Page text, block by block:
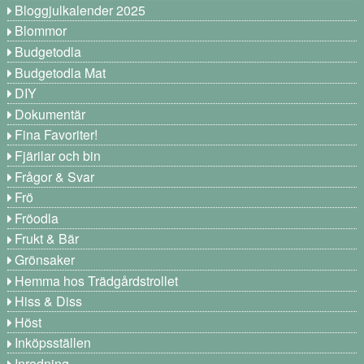
Bloggjulkalender 2025
Blommor
Budgetodla
Budgetodla Mat
DIY
Dokumentär
Fina Favoriter!
Fjärilar och bin
Frågor & Svar
Frö
Fröodla
Frukt & Bär
Grönsaker
Hemma hos Trädgårdstrollet
Hiss & Diss
Höst
Inköpsställen